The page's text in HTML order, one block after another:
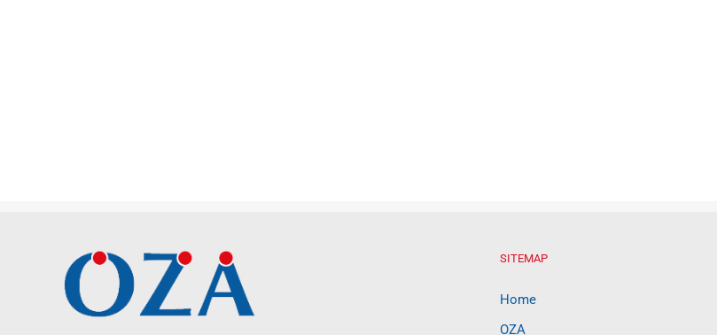
SITEMAP
Home
OZA